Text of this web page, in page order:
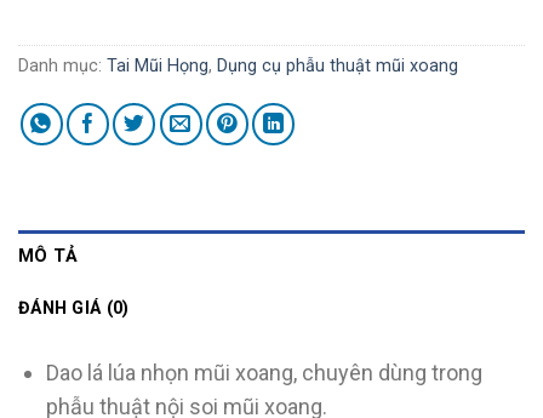
Danh mục: Tai Mũi Họng, Dụng cụ phẫu thuật mũi xoang
MÔ TẢ
ĐÁNH GIÁ (0)
Dao lá lúa nhọn mũi xoang, chuyên dùng trong
phẫu thuật nội soi mũi xoang.